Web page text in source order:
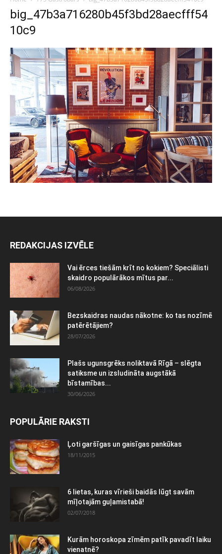
big_47b3a716280b45f3bd28aecfff54
10c9
REDAKCIJAS IZVĒLE
Vai ērces tiešām krīt no kokiem? Speciālisti
skaidro populārākos mītus par...
06/08/2026
Bezskaidras naudas nākotne: ko tas nozīmē
patērētājiem?
28/07/2026
Plašs ugunsgrēks noliktavā Rīgā – slēgta
satiksme un izsludināta augstākā
bīstamības...
30/06/2026
POPULĀRIE RAKSTI
Ļoti garšīgas un gaisīgas pankūkas
18/11/2015
6 lietas, kuras vīrieši baidās lūgt savām
mīļotajām guļamistabā!
02/07/2018
Kurām horoskopa zīmēm patīk pavadīt laiku
vienatnē?